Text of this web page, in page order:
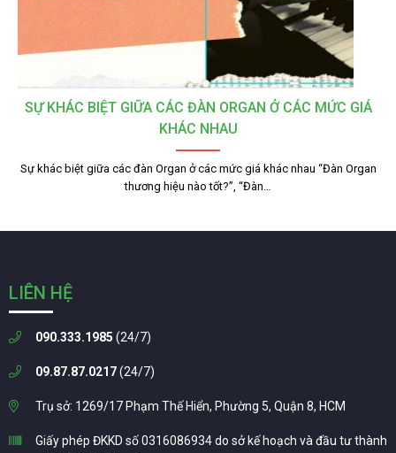
SỰ KHÁC BIỆT GIỮA CÁC ĐÀN ORGAN Ở CÁC MỨC GIÁ
KHÁC NHAU
Sự khác biệt giữa các đàn Organ ở các mức giá khác nhau “Đàn Organ
thương hiệu nào tốt?”, “Đàn…
LIÊN HỆ
090.333.1985 (24/7)
09.87.87.0217(24/7)
Trụ sở: 1269/17 Phạm Thế Hiển, Phường 5, Quận 8, HCM
Giấy phép ĐKKD số 0316086934 do sở kế hoạch và đầu tư thành